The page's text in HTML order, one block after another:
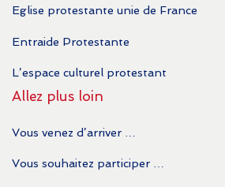
Eglise protestante unie de France
Entraide Protestante
L’espace culturel protestant
Allez plus loin
Vous venez d’arriver …
Vous souhaitez participer …